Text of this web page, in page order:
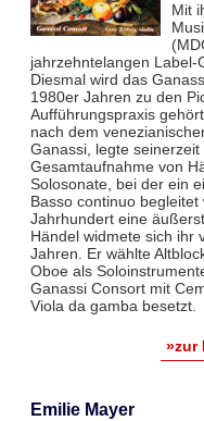
Mit
jahrzehntelangen Label-
Diesmal wird das
1980er Jahren zu den
Aufführungspraxis
nach dem
Ganassi, legte
Gesamtaufnahme von
Solosonate, bei der ein
Basso continuo
Jahrhundert eine
Händel widmete sich ihr
Jahren. Er wählte
Oboe als
Ganassi Consort mit
Viola da gamba besetzt.
»zur
Emilie Mayer